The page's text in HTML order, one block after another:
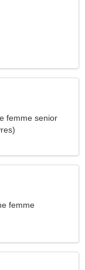
femme senior
femme